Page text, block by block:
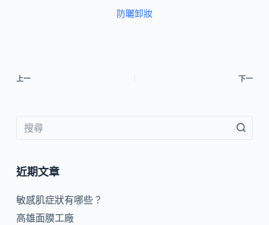
防曬卸妝
上一 下一
近期文章
敏感肌症狀有哪些？
高雄面膜工廠